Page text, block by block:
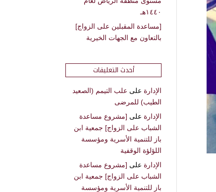
١٤٤٠هـ
[مساعدة المقبلين على الزواج]
بالتعاون مع الجهات الخيرية
أحدث التعليقات
الإدارة على علب التيمم (الصعيد
الطيب) للمرضى
الإدارة على [مشروع مساعدة
الشباب على الزواج] جمعية ابن
باز للتنمية الأسرية ومؤسسة
اللؤلؤة الوقفية
الإدارة على [مشروع مساعدة
الشباب على الزواج] جمعية ابن
باز للتنمية الأسرية ومؤسسة